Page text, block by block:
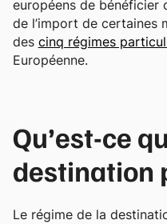
européens de bénéficier
de l’import de certaines
des cinq régimes
Européenne.
Qu’est-ce
destination
Le régime de la